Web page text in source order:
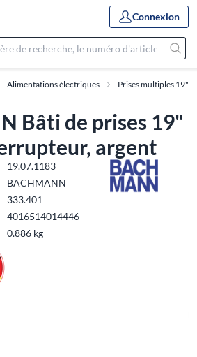
Connexion
Alimentations électriques Prises multiples 19"
Bâti de prises 19"
argent
19.07.1183
BACHMANN
333.401
4016514014446
0.886 kg